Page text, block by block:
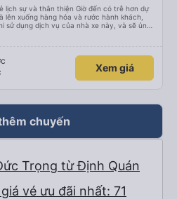
lịch sự và thân thiện Giờ đến có trễ hơn dự
lên xuống hàng hóa và rước hành khách,
sử dụng dịch vụ của nhà xe này, và sẽ ủng
dụng dịch vụ của nhà xe này
Xem giá
chuyến
Trọng từ Định Quán
vé ưu đãi nhất: 71